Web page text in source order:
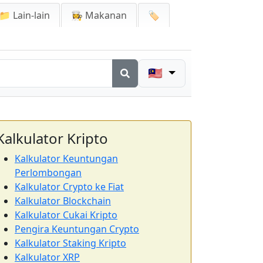
📁 Lain-lain 👩‍🍳 Makanan
🏷️
🇲🇾
Kripto
Kalkulator Keuntungan
Perlombongan
Kalkulator Crypto ke Fiat
Kalkulator Blockchain
Kalkulator Cukai Kripto
Pengira Keuntungan Crypto
Kalkulator Staking Kripto
Kalkulator XRP